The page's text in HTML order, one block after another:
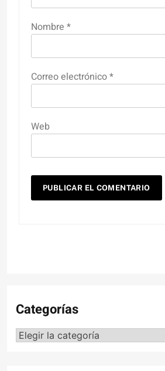
Nombre *
Correo electrónico*
Web
Categorías
Categorías